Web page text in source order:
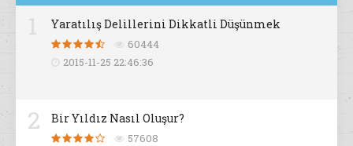
Yaratılış Delillerini Dikkatli Düşünmek
60444
2015-11-25 22:46:36
2 Bir Yıldız Nasıl Oluşur?
57608